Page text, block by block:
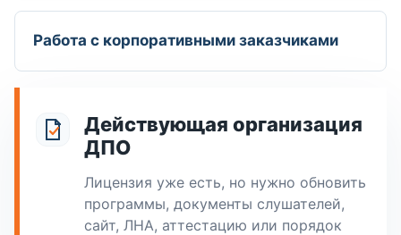
Работа с корпоративными заказчиками
Действующая организация
ДПО
Лицензия уже есть, но нужно обновить
программы, документы слушателей,
сайт, ЛНА, аттестацию или порядок